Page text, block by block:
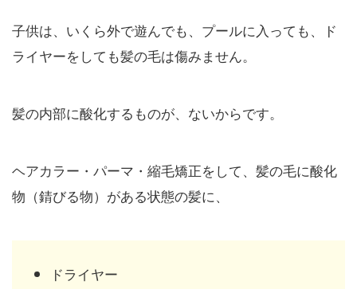
子供は、いくら外で遊んでも、プールに入っても、ド
ライヤーをしても髪の毛は傷みません。
髪の内部に酸化するものが、ないからです。
ヘアカラー・パーマ・縮毛矯正をして、髪の毛に酸化
物（錆びる物）がある状態の髪に、
ドライヤー